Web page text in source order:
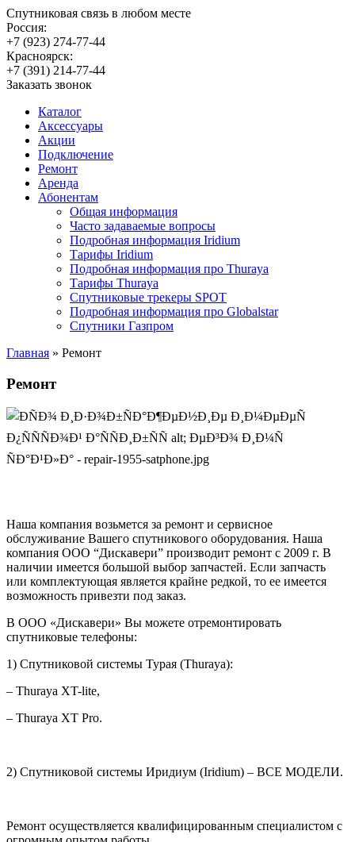
Спутниковая связь в любом месте
Россия:
+7 (923) 274-77-44
Красноярск:
+7 (391) 214-77-44
Заказать звонок
Каталог
Аксессуары
Акции
Подключение
Ремонт
Аренда
Абонентам
Общая информация
Часто задаваемые вопросы
Подробная информация Iridium
Тарифы Iridium
Подробная информация про Thuraya
Тарифы Thuraya
Спутниковые трекеры SPOT
Подробная информация про Globalstar
Спутники Газпром
Главная » Ремонт
Ремонт
Наша компания возьмется за ремонт и сервисное
обслуживание Вашего спутникового оборудования. Наша
компания ООО “Дискавери” производит ремонт с 2009 г. В
наличии имеется большой выбор запчастей. Если запчасть
или комплектующая является крайне редкой, то ее имеется
возможность привезти под заказ.
В ООО «Дискавери» Вы можете отремонтировать
спутниковые телефоны:
1) Спутниковой системы Турая (Thuraya):
– Thuraya XT-lite,
– Thuraya XT Pro.
2) Спутниковой системы Иридиум (Iridium) – ВСЕ МОДЕЛИ.
Ремонт осуществляется квалифицированным специалистом с